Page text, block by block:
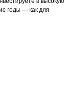
годы — как для